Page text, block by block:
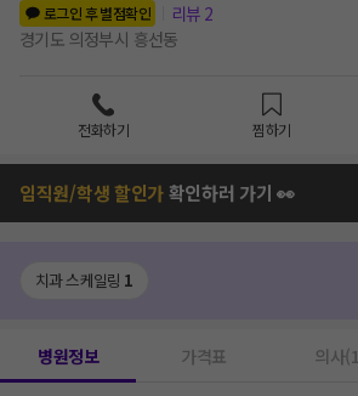
로그인 후 별점확인
리뷰 2
경기도 의정부시 흥선동
전화하기 찜하기
임직원/학생 할인가확인하러 가기 👀
치과 스케일링 1
병원정보 가격표 의사